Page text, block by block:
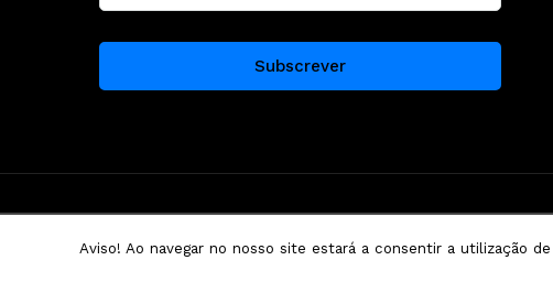
© Copyright Grand Car Rental Theme Demo - Theme by
Aviso! Ao navegar no nosso site estará a consentir a utilização